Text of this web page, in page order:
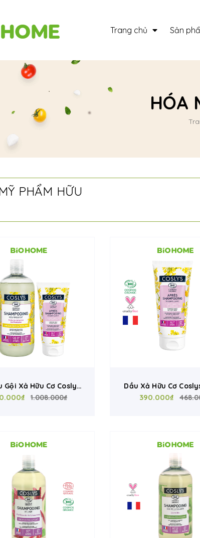
Trang chủ Sản
HÓA
PHẨM HỮU
Gội Xả Hữu Cơ Coslys
Cho Tóc Khô Xơ Và Hư
1.008.000₫
Dầu Xả Hữu Cơ
Cho Tóc Khô Xơ Và
390.000₫